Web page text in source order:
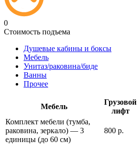
0
Стоимость подъема
Душевые кабины и боксы
Мебель
Унитаз/раковина/биде
Ванны
Прочее
Мебель
Грузовой
лифт
Комплект мебели (тумба,
раковина, зеркало) — 3
единицы (до 60 см)
800 р.